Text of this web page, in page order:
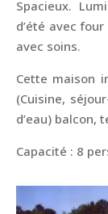
Spacieux.
d’été avec
avec soins.
Cette maison
(Cuisine,
d’eau) balcon,
Capacité : 8